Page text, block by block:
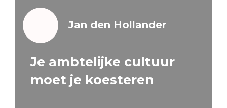
Jan den Hollander
Je ambtelijke cultuur
moet je koesteren